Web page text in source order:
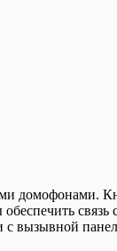
домофонами.
вызывной